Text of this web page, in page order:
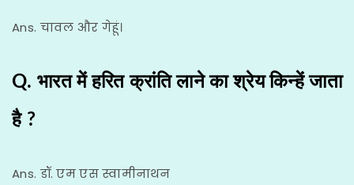
Ans. चावल और गेहूं।
Q. भारत में हरित क्रांति लाने का श्रेय किन्हें जाता
है ?
Ans. डॉ. एम एस स्वामीनाथन